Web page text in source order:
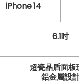
iPhone 14
6.1吋
超瓷晶盾面板
鋁金屬設